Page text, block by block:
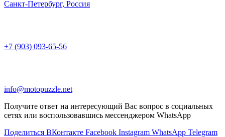
Санкт-Петербург, Россия
+7 (903) 093-65-56
info@motopuzzle.net
Получите ответ на интересующий Вас вопрос в социальных
сетях или воспользовавшись мессенджером WhatsApp
Поделиться ВКонтакте Facebook Instagram WhatsApp Telegram